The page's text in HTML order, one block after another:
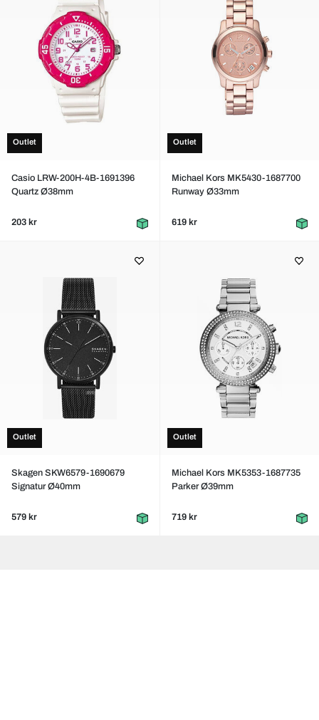
Outlet
Casio LRW-200H-4B-1691396
Quartz Ø38mm
203 kr
Outlet
Michael Kors MK5430-1687700
Runway Ø33mm
619 kr
Outlet
Skagen SKW6579-1690679
Signatur Ø40mm
579 kr
Outlet
Michael Kors MK5353-1687735
Parker Ø39mm
719 kr